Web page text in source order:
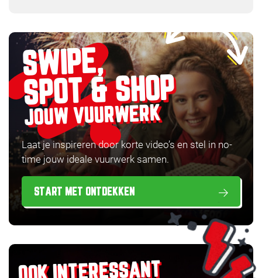
SWIPE,
SPOT & SHOP
JOUW VUURWERK
Laat je inspireren door korte video’s en stel in no-
time jouw ideale vuurwerk samen.
START MET ONTDEKKEN
OOK INTERESSANT